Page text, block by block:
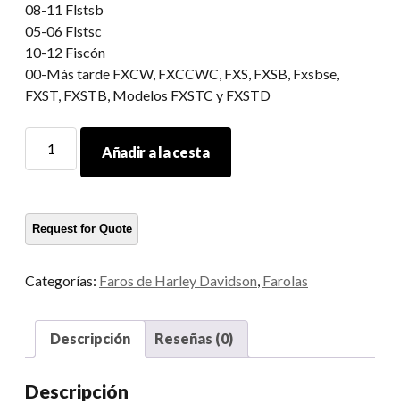
08-11 Flstsb
05-06 Flstsc
10-12 Fiscón
00-Más tarde FXCW, FXCCWC, FXS, FXSB, Fxsbse,
FXST, FXSTB, Modelos FXSTC y FXSTD
de
motocicleta
para
Enfield
System
Añadir a la cesta
Categorías: Faros de Harley Davidson Farolas
Descripción Reseñas (0)
Descripción